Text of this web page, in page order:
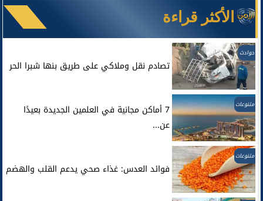
الأكثر قراءة
حوادث
تصادم نقل وملاكي على طريق بنها شبرا الحر
متنوعات
7 أماكن مجانية في العلمين الجديدة بعيدًا
عن...
متنوعات
فوائد العدس: غذاء صحي يدعم القلب والهضم